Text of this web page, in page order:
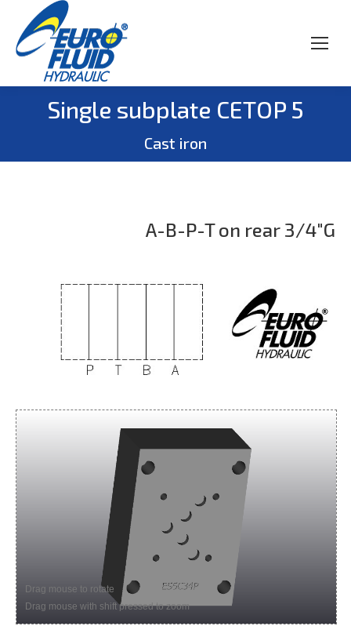
Single subplate CETOP 5
Cast iron
Вы здесь:
A-B-P-T on rear 3/4″G
Drag mouse to rotate
Drag mouse with shift pressed to zoom